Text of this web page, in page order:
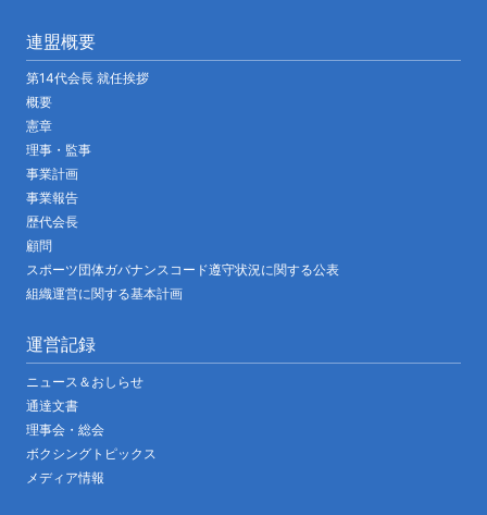
連盟概要
第14代会長 就任挨拶
概要
憲章
理事・監事
事業計画
事業報告
歴代会長
顧問
スポーツ団体ガバナンスコード遵守状況に関する公表
組織運営に関する基本計画
運営記録
ニュース＆おしらせ
通達文書
理事会・総会
ボクシングトピックス
メディア情報